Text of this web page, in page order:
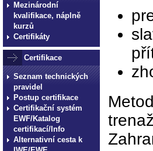
Mezinárodní
kvalifikace, náplně
kurzů
Certifikáty
Certifikace
Seznam technických
pravidel
Postup certifikace
Certifikační systém
EWF/Katalog
certifikací/Info
Alternativní cesta k